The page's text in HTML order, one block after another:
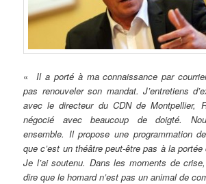
« Il a porté à ma connaissance par
pas renouveler son mandat. J’entretiens
avec le directeur du CDN de Montpellier,
négocié avec beaucoup de doigté.
ensemble. Il propose une programmation
que c’est un théâtre peut-être pas à la
Je l’ai soutenu. Dans les moments de
dire que le homard n’est pas un animal de